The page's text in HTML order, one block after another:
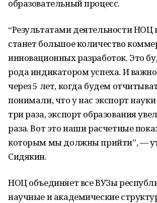
образовательный процесс.
“Результатами деятельности НОЦ
станет большое количество
инновационных разработок. Это
рода индикатором успеха. И
через 5 лет, когда будем
понимали, что у нас экспорт
три раза, экспорт образования
раза. Вот это наши расчетные
которым мы должны прийти”, —
Сидякин.
НОЦ объединяет все ВУЗы
научные и академические